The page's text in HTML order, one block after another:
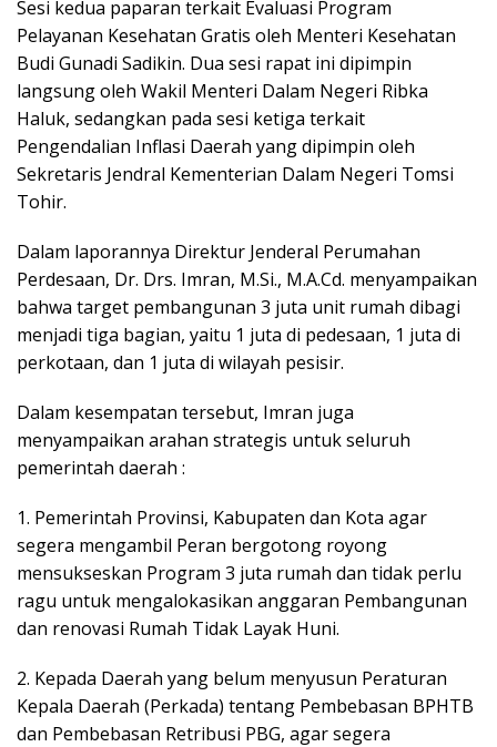
Sesi kedua paparan terkait Evaluasi Program
Pelayanan Kesehatan Gratis oleh Menteri Kesehatan
Budi Gunadi Sadikin. Dua sesi rapat ini dipimpin
langsung oleh Wakil Menteri Dalam Negeri Ribka
Haluk, sedangkan pada sesi ketiga terkait
Pengendalian Inflasi Daerah yang dipimpin oleh
Sekretaris Jendral Kementerian Dalam Negeri Tomsi
Tohir.
Dalam laporannya Direktur Jenderal Perumahan
Perdesaan, Dr. Drs. Imran, M.Si., M.A.Cd. menyampaikan
bahwa target pembangunan 3 juta unit rumah dibagi
menjadi tiga bagian, yaitu 1 juta di pedesaan, 1 juta di
perkotaan, dan 1 juta di wilayah pesisir.
Dalam kesempatan tersebut, Imran juga
menyampaikan arahan strategis untuk seluruh
pemerintah daerah :
1. Pemerintah Provinsi, Kabupaten dan Kota agar
segera mengambil Peran bergotong royong
mensukseskan Program 3 juta rumah dan tidak perlu
ragu untuk mengalokasikan anggaran Pembangunan
dan renovasi Rumah Tidak Layak Huni.
2. Kepada Daerah yang belum menyusun Peraturan
Kepala Daerah (Perkada) tentang Pembebasan BPHTB
dan Pembebasan Retribusi PBG, agar segera